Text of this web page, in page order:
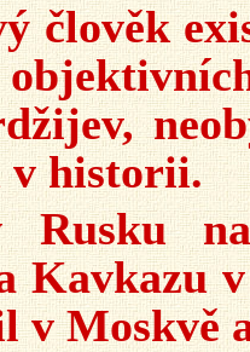
člověk
v historii.
Rusku
Kavkazu
v Moskvě